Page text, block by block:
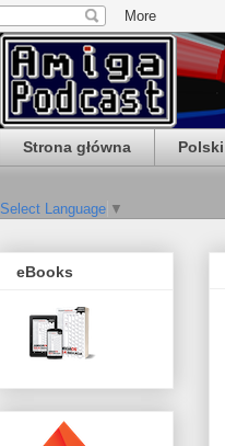
Strona główna Polski
Select Language ▼
eBooks